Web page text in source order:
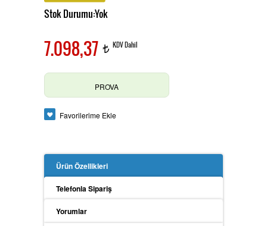
Pensampermetre
Multimetre
Toprak Megeri
OAG Ölçü Aletleri
Stok Durumu:Yok
7.098,37 t KDV Dahil
PROVA
Favorilerime Ekle
Ürün Özellikleri
Telefonla Sipariş
Yorumlar